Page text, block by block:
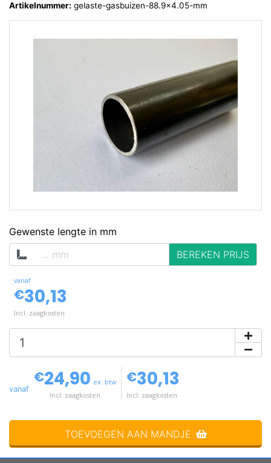
Artikelnummer: gelaste-gasbuizen-88.9x4.05-mm
Gewenste lengte in mm
BEREKEN PRIJS
vanaf
€30,13
Incl. zaagkosten
vanaf
€24,90 ex. btw
Incl. zaagkosten
€30,13
Incl. zaagkosten
TOEVOEGEN AAN MANDJE